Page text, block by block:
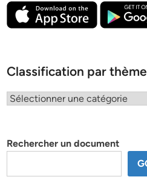
Classification par thème
Classification
Rechercher un document